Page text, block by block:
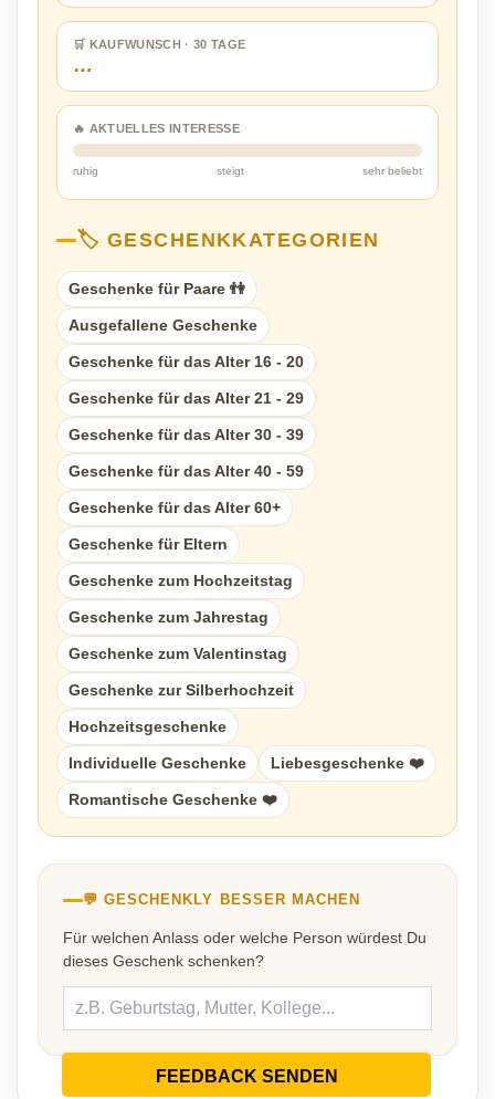
🛒 KAUFWUNSCH · 30 TAGE
…
🔥 AKTUELLES INTERESSE
ruhig steigt sehr beliebt
🏷️ GESCHENKKATEGORIEN
Geschenke für Paare 👫
Ausgefallene Geschenke
Geschenke für das Alter 16 - 20
Geschenke für das Alter 21 - 29
Geschenke für das Alter 30 - 39
Geschenke für das Alter 40 - 59
Geschenke für das Alter 60+
Geschenke für Eltern
Geschenke zum Hochzeitstag
Geschenke zum Jahrestag
Geschenke zum Valentinstag
Geschenke zur Silberhochzeit
Hochzeitsgeschenke
Individuelle Geschenke Liebesgeschenke ❤️
Romantische Geschenke ❤️
💬 GESCHENKLY BESSER MACHEN
Für welchen Anlass oder welche Person würdest Du
dieses Geschenk schenken?
FEEDBACK SENDEN